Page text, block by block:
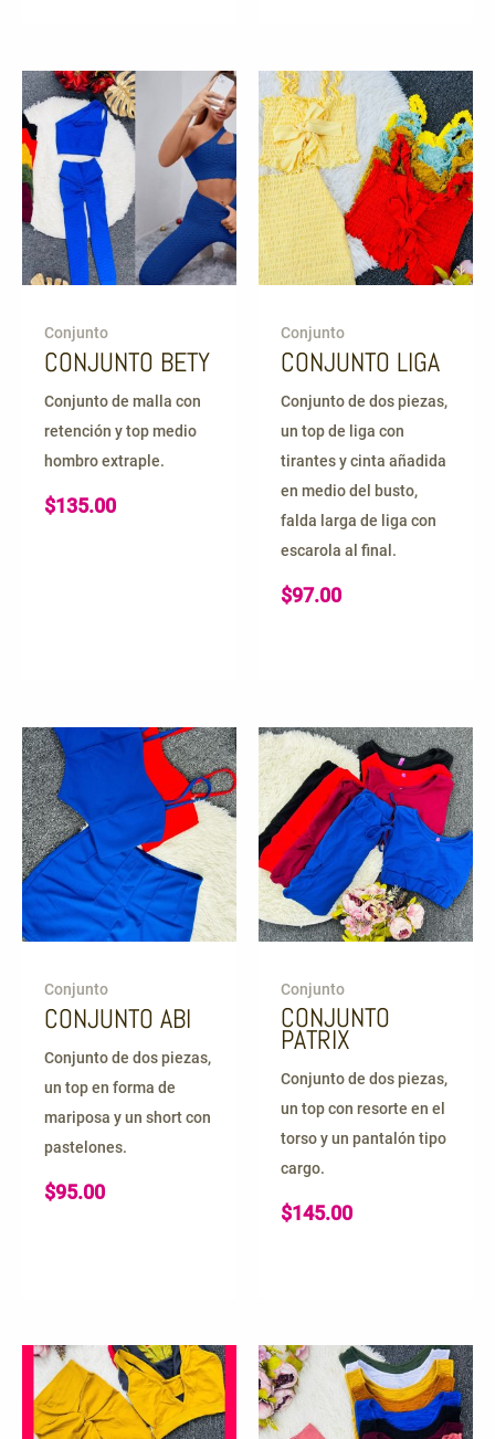
Conjunto
CONJUNTO BETY
Conjunto de malla con
retención y top medio
hombro extraple.
$135.00
Conjunto
CONJUNTO LIGA
Conjunto de dos piezas,
un top de liga con
tirantes y cinta añadida
en medio del busto,
falda larga de liga con
escarola al final.
$97.00
Conjunto
CONJUNTO ABI
Conjunto de dos piezas,
un top en forma de
mariposa y un short con
pastelones.
$95.00
Conjunto
CONJUNTO
PATRIX
Conjunto de dos piezas,
un top con resorte en el
torso y un pantalón tipo
cargo.
$145.00